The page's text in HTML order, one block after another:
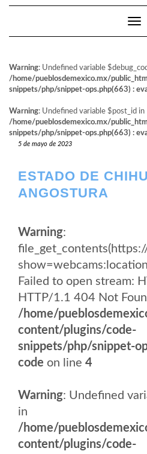
Warning: Undefined variable
/home/pueblosdemexico.mx/
snippets/php/snippet-ops.php(663) :
Warning: Undefined variable $post_id in
/home/pueblosdemexico.mx/
snippets/php/snippet-ops.php(663) :
5 de mayo de 2023
ESTADO DE
ANGOSTURA
Warning:
Failed to open stream:
HTTP/1.1 404 Not
/home/
content/plugins/code-
snippets/php/snippet-
code on line 4
Warning: Undefined
in
/home/
content/plugins/code-